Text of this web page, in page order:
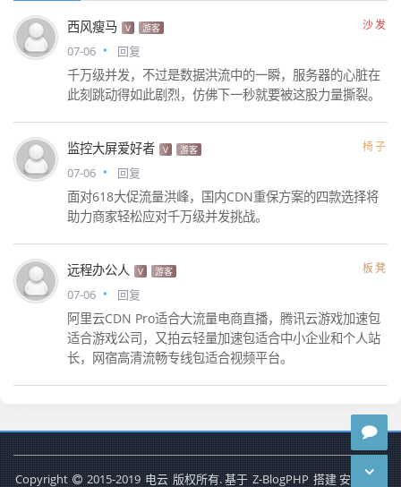
西风瘦马 V 游客 沙发
07-06 回复
千万级并发，不过是数据洪流中的一瞬，服务器的心脏在
此刻跳动得如此剧烈，仿佛下一秒就要被这股力量撕裂。
监控大屏爱好者 V 游客 椅子
07-06 回复
面对618大促流量洪峰，国内CDN重保方案的四款选择将
助力商家轻松应对千万级并发挑战。
远程办公人 V 游客 板凳
07-06 回复
阿里云CDN Pro适合大流量电商直播，腾讯云游戏加速包
适合游戏公司，又拍云轻量加速包适合中小企业和个人站
长，网宿高清流畅专线包适合视频平台。
Copyright 2015-2019 电云 版权所有. 基于 Z-BlogPHP 搭建 安全运行